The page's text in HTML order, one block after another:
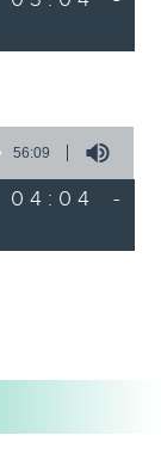
56:09
04:04 -